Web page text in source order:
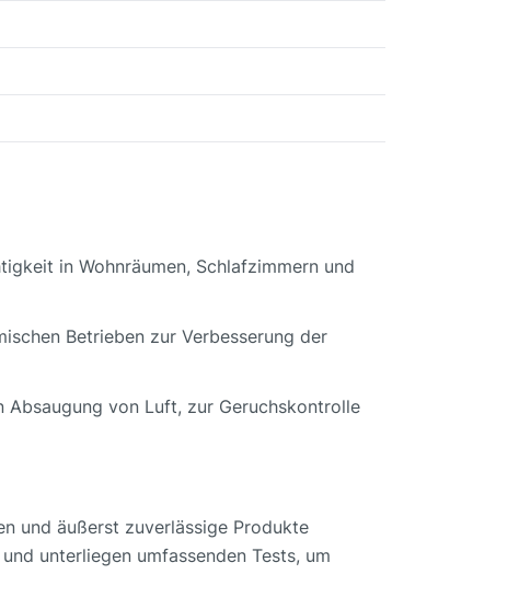
in Wohnräumen, Schlafzimmern und
Betrieben zur Verbesserung der
von Luft, zur Geruchskontrolle
und äußerst zuverlässige Produkte
unterliegen umfassenden Tests, um